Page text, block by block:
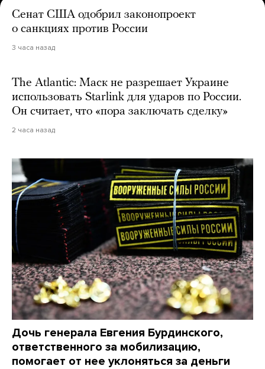
Сенат США одобрил законопроект
о санкциях против России
3 часа назад
The Atlantic: Маск не разрешает Украине
использовать Starlink для ударов по России.
Он считает, что «пора заключать сделку»
2 часа назад
Дочь генерала Евгения Бурдинского,
ответственного за мобилизацию,
помогает от нее уклоняться за деньги